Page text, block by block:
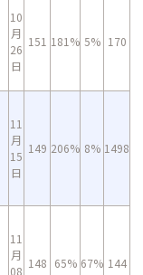
10
月
26
日
151 181% 5% 170
11
月
15
日
149 206% 8% 1498
11
月
08
148 65% 67% 144